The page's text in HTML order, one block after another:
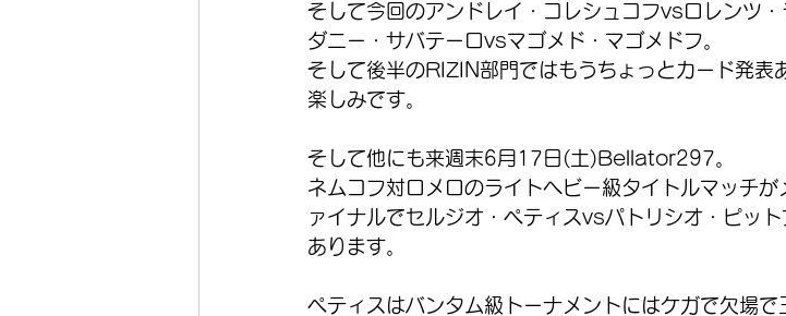
そして今回のアンドレイ・コレシュコフvsロレンツ・
ダニー・サバテーロvsマゴメド・マゴメドフ。
そして後半のRIZIN部門ではもうちょっとカード発表
楽しみです。
そして他にも来週末6月17日(土)Bellator297。
ネムコフ対ロメロのライトヘビー級タイトルマッチ
ァイナルでセルジオ・ペティスvsパトリシオ・ピッ
あります。
ペティスはバンタム級トーナメントにはケガで欠場